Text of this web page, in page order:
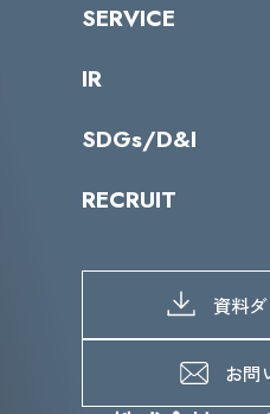
ミッション／ビジョ
パートナー企業一覧
サイバーニュース
SERVICE
カテゴリー別サー
IR
IRカレンダー
IRライブラリー
よくあるご質問
SDGs/D&I
当グループのマテ
SDGs推進体制
D&Iの取り組み
RECRUIT
募集職種一覧
メッセージ
メンバーインタビ
資料
お問